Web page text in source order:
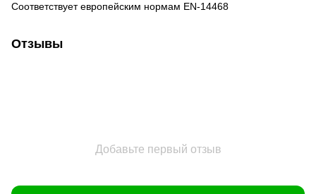
Соответствует европейским нормам EN-14468
Отзывы
Добавьте первый отзыв